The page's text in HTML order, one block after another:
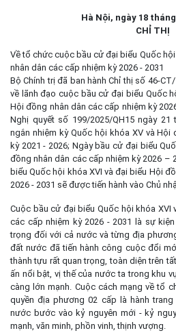
Hà Nội, ngày 18
CHỈ THỊ
Về tổ chức cuộc bầu cử đại biểu Quốc
nhân dân các cấp nhiệm kỳ 2026 - 2031
Bộ Chính trị đã ban hành Chỉ thị số 46-
về lãnh đạo cuộc bầu cử đại biểu Quốc
Hội đồng nhân dân các cấp nhiệm kỳ
Nghị quyết số 199/2025/QH15 ngày
ngắn nhiệm kỳ Quốc hội khóa XV và
kỳ 2021 - 2026; Ngày bầu cử đại biểu
đồng nhân dân các cấp nhiệm kỳ 2026 –
biểu Quốc hội khóa XVI và đại biểu Hội
2026 - 2031 sẽ được tiến hành vào Chủ
Cuộc bầu cử đại biểu Quốc hội khóa XVI
các cấp nhiệm kỳ 2026 - 2031 là sự
trọng đối với cả nước và từng địa
đất nước đã tiến hành công cuộc đổi
thành tựu rất quan trọng, toàn diện trên
ấn nổi bật, vị thế của nước ta trong khu
càng lớn mạnh. Cuộc cách mạng về tổ
quyền địa phương 02 cấp là hành
nước bước vào kỷ nguyên mới - kỷ
mạnh, văn minh, phồn vinh, thịnh vượng.